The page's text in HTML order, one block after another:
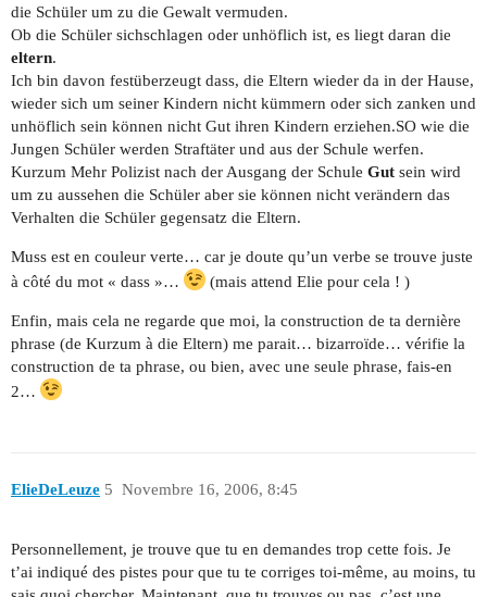
die Schüler um zu die Gewalt vermuden.
Ob die Schüler sichschlagen oder unhöflich ist, es liegt daran die
eltern.
Ich bin davon festüberzeugt dass, die Eltern wieder da in der Hause,
wieder sich um seiner Kindern nicht kümmern oder sich zanken und
unhöflich sein können nicht Gut ihren Kindern erziehen.SO wie die
Jungen Schüler werden Straftäter und aus der Schule werfen.
Kurzum Mehr Polizist nach der Ausgang der Schule Gut sein wird
um zu aussehen die Schüler aber sie können nicht verändern das
Verhalten die Schüler gegensatz die Eltern.
Muss est en couleur verte… car je doute qu’un verbe se trouve juste
à côté du mot « dass »…
(mais attend Elie pour cela ! )
Enfin, mais cela ne regarde que moi, la construction de ta dernière
phrase (de Kurzum à die Eltern) me parait… bizarroïde… vérifie la
construction de ta phrase, ou bien, avec une seule phrase, fais-en
2…
ElieDeLeuze Novembre 16, 2006, 8:45
5
Personnellement, je trouve que tu en demandes trop cette fois. Je
t’ai indiqué des pistes pour que tu te corriges toi-même, au moins, tu